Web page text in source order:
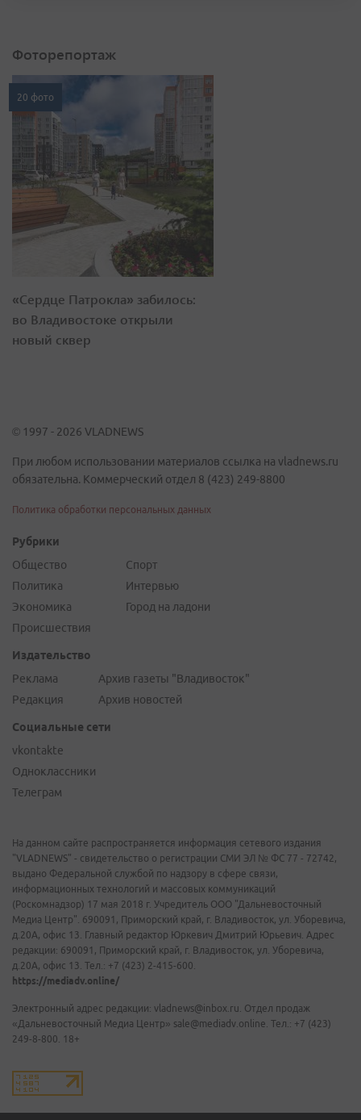
Фоторепортаж
20 фото
«Сердце Патрокла» забилось:
во Владивостоке открыли
новый сквер
© 1997 - 2026 VLADNEWS
При любом использовании материалов ссылка на vladnews.ru
обязательна. Коммерческий отдел 8 (423) 249-8800
Политика обработки персональных данных
Рубрики
Общество
Политика
Экономика
Происшествия
Спорт
Интервью
Город на ладони
Издательство
Реклама
Редакция
Архив газеты "Владивосток"
Архив новостей
Социальные сети
vkontakte
Одноклассники
Телеграм
На данном сайте распространяется информация сетевого издания
"VLADNEWS" - свидетельство о регистрации СМИ ЭЛ № ФС 77 - 72742,
выдано Федеральной службой по надзору в сфере связи,
информационных технологий и массовых коммуникаций
(Роскомнадзор) 17 мая 2018 г. Учредитель ООО "Дальневосточный
Медиа Центр". 690091, Приморский край, г. Владивосток, ул. Уборевича,
д.20А, офис 13. Главный редактор Юркевич Дмитрий Юрьевич. Адрес
редакции: 690091, Приморский край, г. Владивосток, ул. Уборевича,
д.20А, офис 13. Тел.: +7 (423) 2-415-600.
https://mediadv.online/
Электронный адрес редакции: vladnews@inbox.ru. Отдел продаж
«Дальневосточный Медиа Центр» sale@mediadv.online. Тел.: +7 (423)
249-8-800. 18+